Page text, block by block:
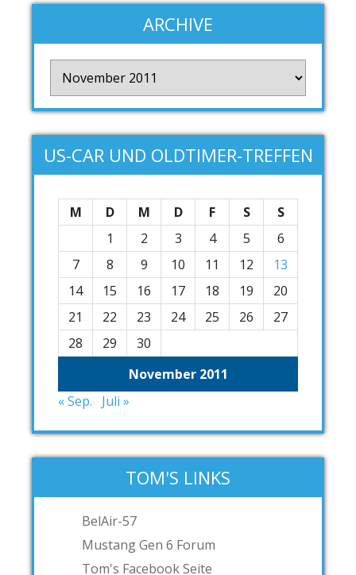
ARCHIVE
US-CAR UND OLDTIMER-TREFFEN
November 2011
M D M D F S
S
1
2 3 4 5
6
7
8 9 10 11 12
13
14
15 16 17 18 19
20
21
22 23 24 25 26
27
28
29 30
« Sep. Juli »
TOM'S LINKS
BelAir-57
Mustang Gen 6 Forum
Tom's Facebook Seite